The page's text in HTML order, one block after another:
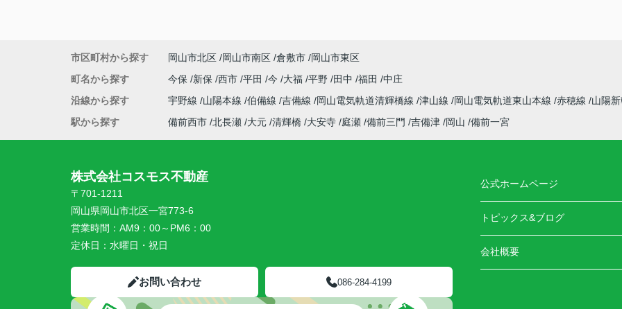
市区町村から探す 岡山市北区 岡山市南区 倉敷市
岡山市東区
町名から探す
今保 新保 西市 平田 今 大福 平野 田中 福田
中庄
沿線から探す
宇野線 山陽本線 伯備線 吉備線 岡山電気軌道清輝橋線 津山線 岡山電気軌道東山本線 赤穂線
山陽
駅から探す
備前西市 北長瀬 大元 清輝橋 大安寺 庭瀬 備前三門 吉備津 岡山 備前一宮
株式会社コスモス不動産
〒701-1211
岡山県岡山市北区一宮773-6
営業時間： AM9：00～PM6：00
定休日： 水曜日・祝日
お問い合わせ 086-284-4199
公式ホームページ
トピックス&ブログ
会社概要